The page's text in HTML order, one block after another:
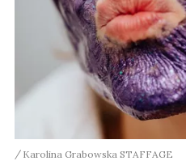
Karolina Grabowska STAFFAGE